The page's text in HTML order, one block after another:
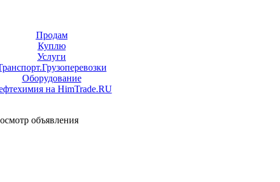
Продам
Куплю
Услуги
Оборудование
на HimTrade.RU
объявления